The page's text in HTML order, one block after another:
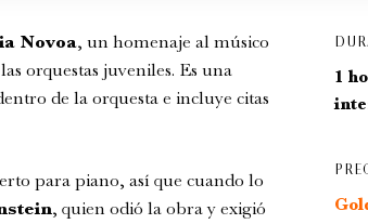
Novoa, un homenaje al músico
orquestas juveniles. Es una
de la orquesta e incluye citas
para piano, así que cuando lo
, quien odió la obra y exigió
1